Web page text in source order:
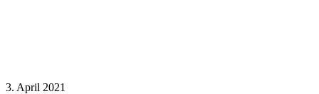
3. April 2021